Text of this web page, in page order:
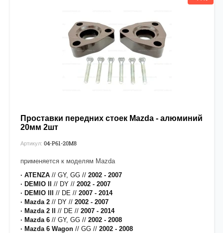
Проставки передних стоек Mazda - алюминий
20мм 2шт
Артикул: 04-P61-20М8
применяется к моделям Mazda
· ATENZA // GY, GG // 2002 - 2007
· DEMIO ll
// DY // 2002 - 2007
· DEMIO lll
// DE // 2007 - 2014
· Mazda 2 // DY // 2002 - 2007
· Mazda 2 ll
// DE // 2007 - 2014
· Mazda 6 // GY, GG // 2002 - 2008
· Mazda 6 Wagon // GG // 2002 - 2008